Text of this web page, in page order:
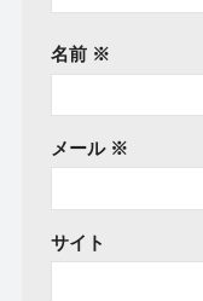
名前 ※
メール ※
サイト